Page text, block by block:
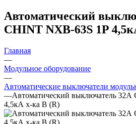
Автоматический
CHINT NXB-63S 1P
Главная
—
Модульное оборудование
—
Автоматические выключатели
—Автоматический выключатель
4,5кА х-ка B (R)